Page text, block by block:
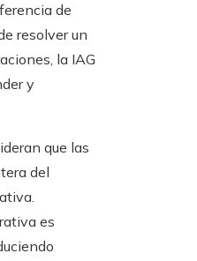
de
resolver un
la IAG
y
que las
del
es